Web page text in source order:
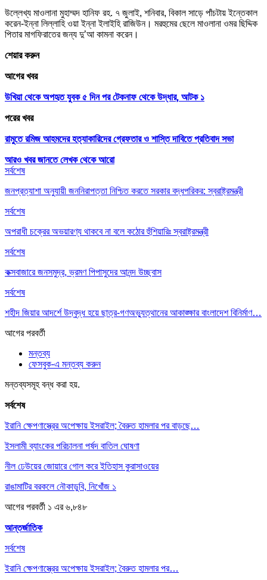
উল্লেখ্য মাওলানা মুহাম্মদ হানিফ রহ. ৭ জুলাই, শনিবার, বিকাল সাড়ে পাঁচটায় ইন্তেকাল
করেন-ইন্না লিল্লাহি ওয়া ইন্না ইলাইহি রাজিউন। মরহুমের ছেলে মাওলানা ওমর ছিদ্দিক
পিতার মাগফিরাতের জন্য দু’আ কামনা করেন।
শেয়ার করুন
আগের খবর
উখিয়া থেকে অপহৃত যুবক ৫ দিন পর টেকনাফ থেকে উদ্ধার, আটক ১
পরের খবর
রামুতে রমিজ আহমদের হত্যাকারিদের গ্রেফতার ও শাস্তি দাবিতে প্রতিবাদ সভা
আরও খবর জানতে লেখক থেকে আরো
সর্বশেষ
জনপ্রত্যাশা অনুযায়ী জননিরাপত্তা নিশ্চিত করতে সরকার বদ্ধপরিকর: স্বরাষ্ট্রমন্ত্রী
সর্বশেষ
অপরাধী চক্রের অভয়ারণ্য থাকবে না বলে কঠোর হুঁশিয়ারিঃ স্বরাষ্ট্রমন্ত্রী
সর্বশেষ
কক্সবাজারে জনসমুদ্র, ভ্রমণ পিপাসুদের আনন্দ উচ্ছ্বাস
সর্বশেষ
শহীদ জিয়ার আদর্শে উদ্বুদ্ধ হয়ে ছাত্র-গণঅভ্যুত্থানের আকাঙ্ক্ষার বাংলাদেশ বিনির্মাণ…
আগেরপরবর্তী
মন্তব্য
ফেসবুক-এ মন্তব্য করুন
মন্তব্যসমূহ বন্ধ করা হয়.
সর্বশেষ
ইরানি ক্ষেপণাস্ত্রের অপেক্ষায় ইসরাইল; বৈরুত হামলার পর বাড়ছে…
ইসলামী ব্যাংকের পরিচালনা পর্ষদ বাতিল ঘোষণা
নীল ঢেউয়ের জোয়ারে গোল করে ইতিহাস কুরাসাওয়ের
রাঙামাটির বরকলে নৌকাডুবি, নিখোঁজ ১
আগেরপরবর্তী ১ এর ৬,৮৪৮
আন্তর্জাতিক
সর্বশেষ
ইরানি ক্ষেপণাস্ত্রের অপেক্ষায় ইসরাইল; বৈরুত হামলার পর…